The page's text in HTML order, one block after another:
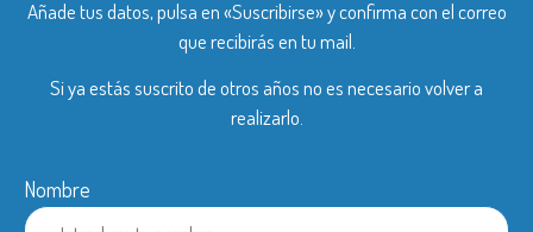
Añade tus datos, pulsa en «Suscribirse» y confirma con el correo
que recibirás en tu mail.
Si ya estás suscrito de otros años no es necesario volver a
realizarlo.
Nombre